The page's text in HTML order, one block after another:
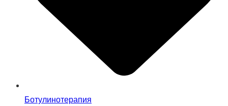
Ботулинотерапия